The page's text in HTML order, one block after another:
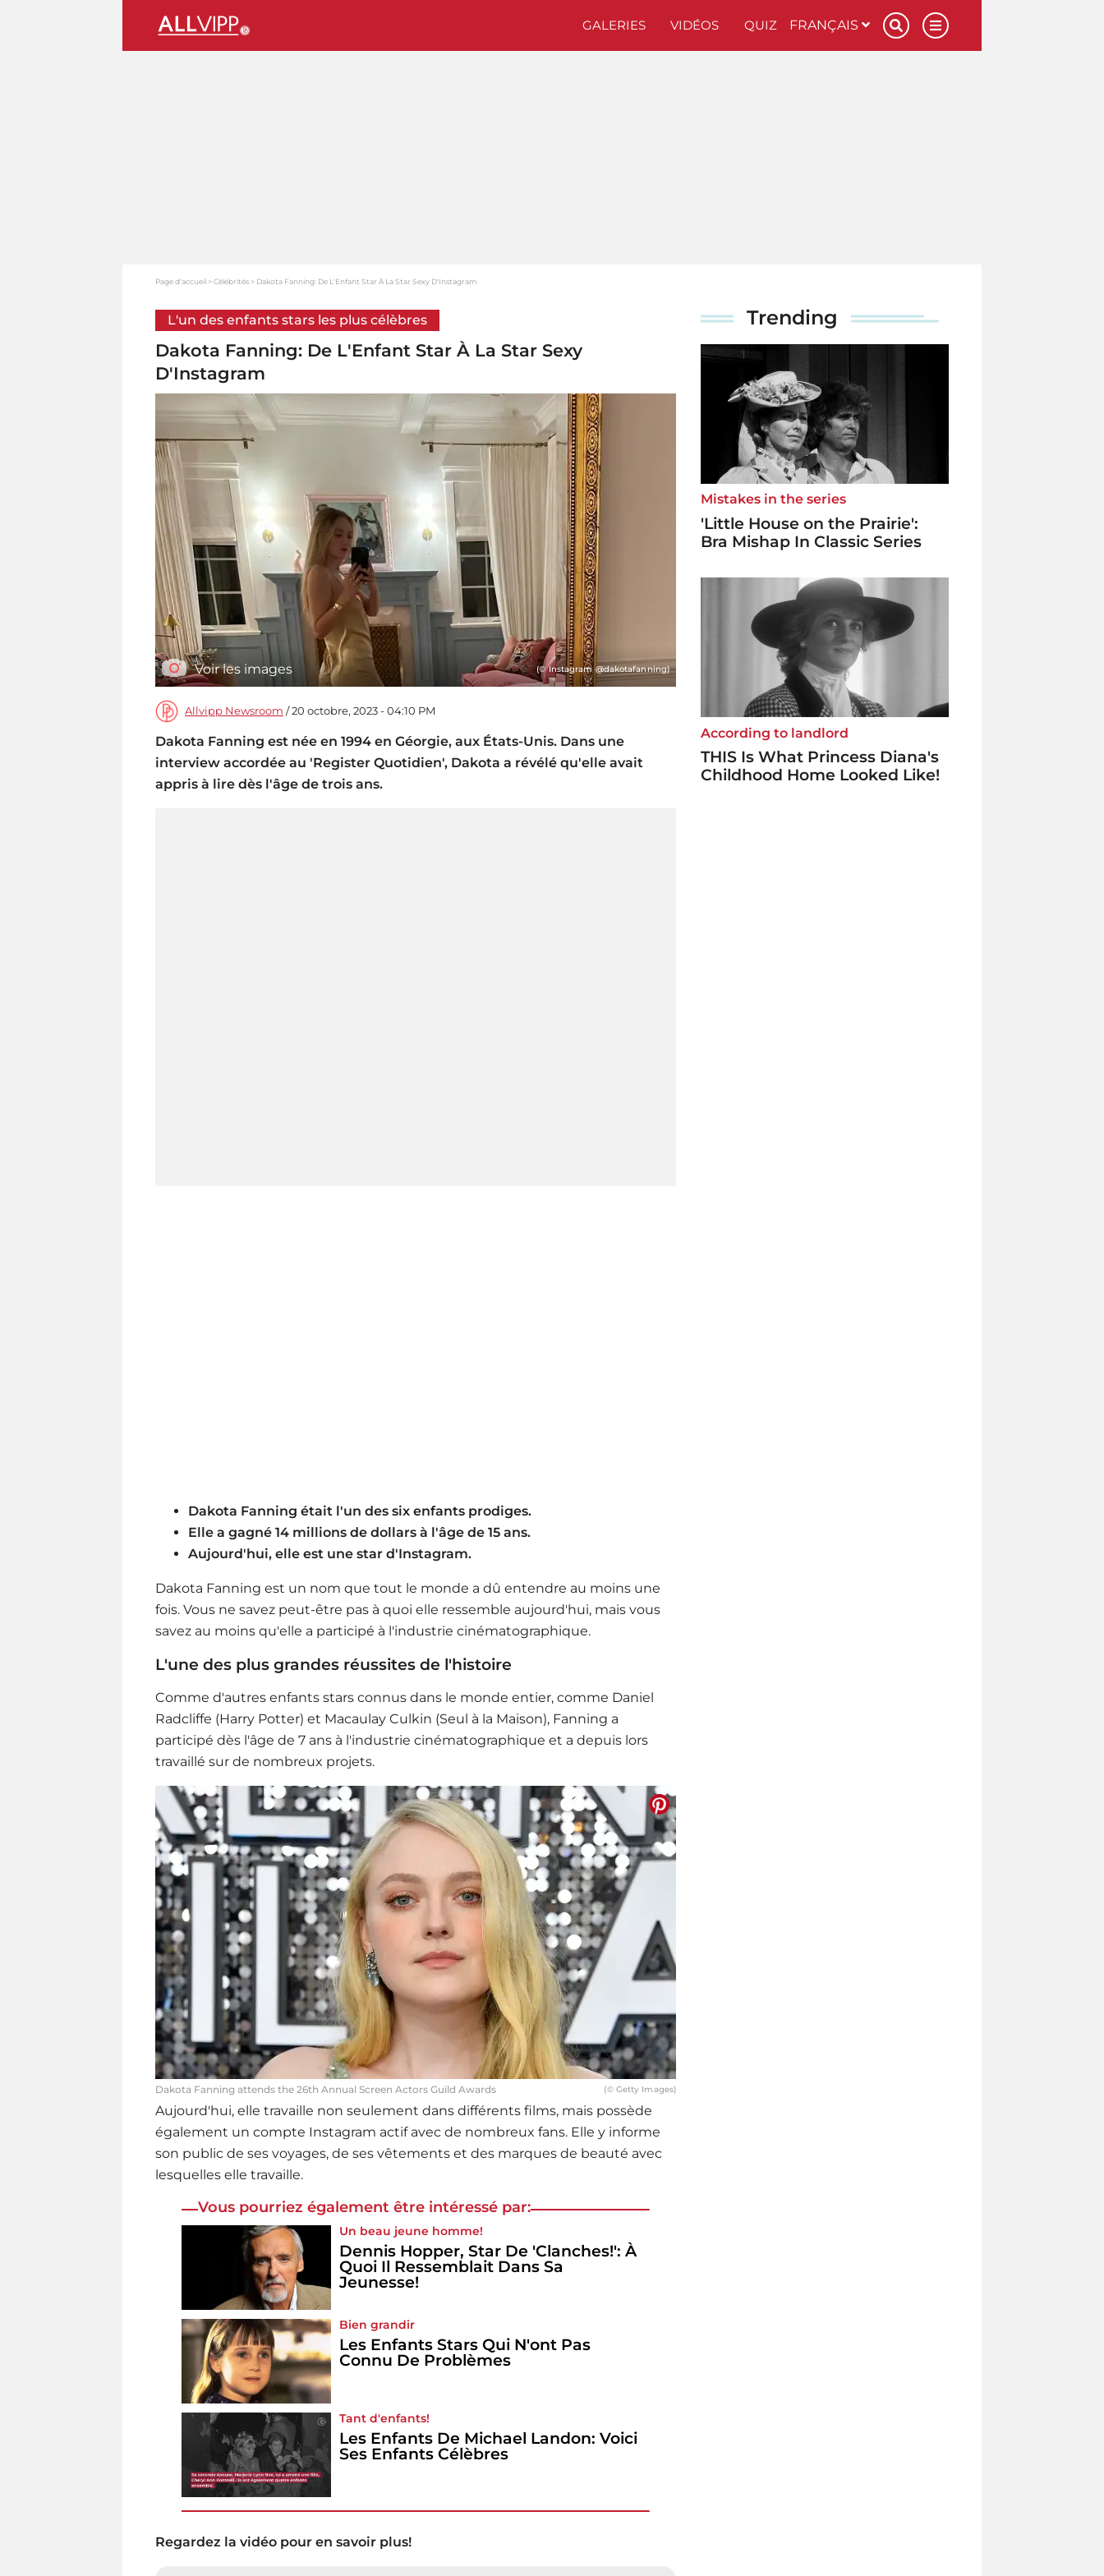
GALERIES VIDÉOS QUIZ FRANÇAIS
Page d'accueil Célébrités Dakota Fanning: De L'Enfant Star À La Star Sexy D'Instagram
L'un des enfants stars les plus célèbres
Dakota Fanning: De L'Enfant Star À La Star Sexy
D'Instagram
Voir les images (© Instagram @dakotafanning)
Allvipp Newsroom / 20 octobre, 2023 - 04:10 PM
Dakota Fanning est née en 1994 en Géorgie, aux États-Unis. Dans une
interview accordée au 'Register Quotidien', Dakota a révélé qu'elle avait
appris à lire dès l'âge de trois ans.
Dakota Fanning était l'un des six enfants prodiges.
Elle a gagné 14 millions de dollars à l'âge de 15 ans.
Aujourd'hui, elle est une star d'Instagram.
Dakota Fanning est un nom que tout le monde a dû entendre au moins une
fois. Vous ne savez peut-être pas à quoi elle ressemble aujourd'hui, mais vous
savez au moins qu'elle a participé à l'industrie cinématographique.
L'une des plus grandes réussites de l'histoire
Comme d'autres enfants stars connus dans le monde entier, comme Daniel
Radcliffe (Harry Potter) et Macaulay Culkin (Seul à la Maison), Fanning a
participé dès l'âge de 7 ans à l'industrie cinématographique et a depuis lors
travaillé sur de nombreux projets.
Dakota Fanning attends the 26th Annual Screen Actors Guild Awards (© Getty Images)
Aujourd'hui, elle travaille non seulement dans différents films, mais possède
également un compte Instagram actif avec de nombreux fans. Elle y informe
son public de ses voyages, de ses vêtements et des marques de beauté avec
lesquelles elle travaille.
Vous pourriez également être intéressé par:
Un beau jeune homme!
Dennis Hopper, Star De 'Clanches!': À
Quoi Il Ressemblait Dans Sa
Jeunesse!
Bien grandir
Les Enfants Stars Qui N'ont Pas
Connu De Problèmes
Tant d'enfants!
Les Enfants De Michael Landon: Voici
Ses Enfants Célèbres
Regardez la vidéo pour en savoir plus!
Trending
Mistakes in the series
'Little House on the Prairie':
Bra Mishap In Classic Series
According to landlord
THIS Is What Princess Diana's
Childhood Home Looked Like!